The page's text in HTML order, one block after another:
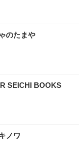
のたまや
SEICHI BOOKS
ノワ